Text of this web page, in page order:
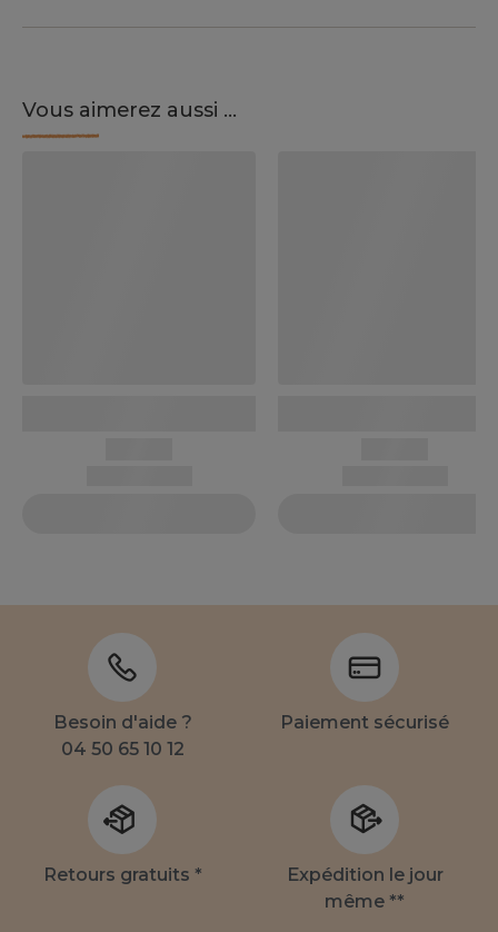
Vous aimerez aussi ...
Besoin d'aide ?
04 50 65 10 12
Paiement sécurisé
Retours gratuits *
Expédition le jour
même **